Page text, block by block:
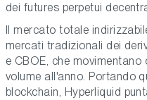
dei futures perpetui
Il mercato totale
mercati tradizionali dei
e CBOE, che
volume all'anno. Portando
blockchain, Hyperliquid